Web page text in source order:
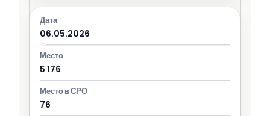
06.05.2026
5 176
76